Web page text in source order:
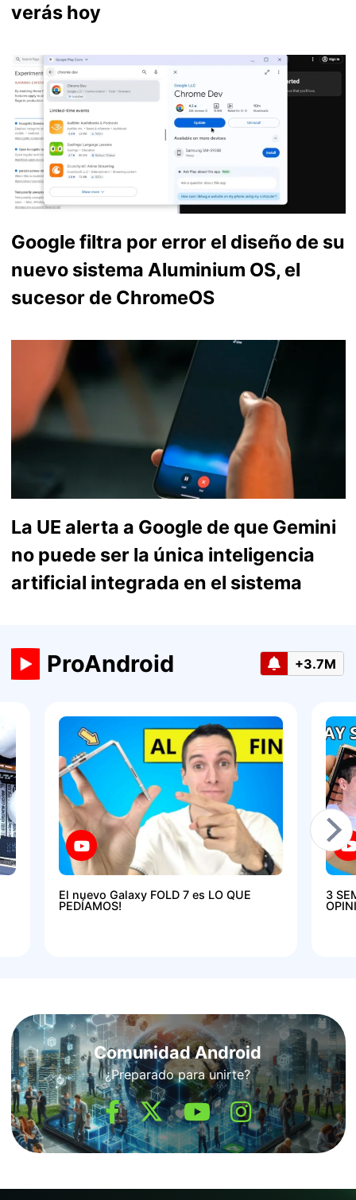
verás hoy
Google filtra por error el diseño de su
nuevo sistema Aluminium OS, el
sucesor de ChromeOS
La UE alerta a Google de que Gemini
no puede ser la única inteligencia
artificial integrada en el sistema
ProAndroid +3.7M
El nuevo Galaxy FOLD 7 es LO QUE
PEDÍAMOS!
3
Comunidad Android
¿Preparado para unirte?